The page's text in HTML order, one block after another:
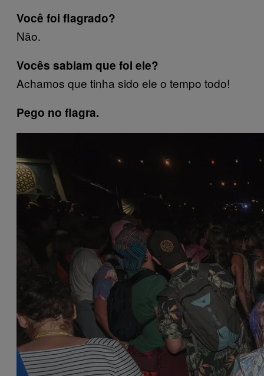
Você foi flagrado?
Não.
Vocês sabiam que foi ele?
Achamos que tinha sido ele o tempo todo!
Pego no flagra.